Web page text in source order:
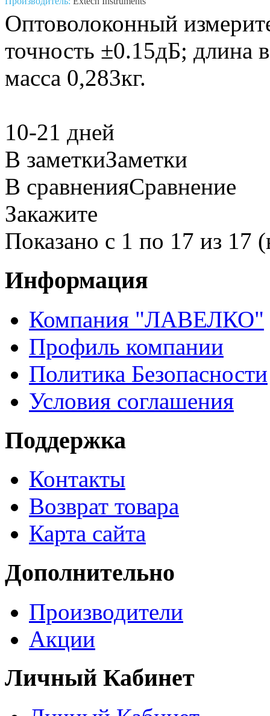
Оптоволоконный
точность ±0.15дБ;
масса 0,283кг.
10-21 дней
В заметкиЗаметки
В сравненияСравнение
Закажите
Показано с 1 по 17 из 17
Информация
Компания "ЛАВЕЛКО"
Профиль компании
Политика Безопасности
Условия соглашения
Поддержка
Контакты
Возврат товара
Карта сайта
Дополнительно
Производители
Акции
Личный Кабинет